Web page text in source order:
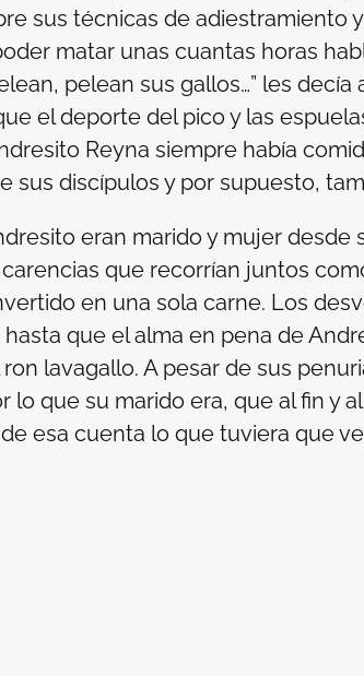
sus técnicas de adiestramiento
matar unas cuantas horas
pelean sus gallos…” les decía
el deporte del pico y las
Reyna siempre había
sus discípulos y por supuesto,
eran marido y mujer desde
que recorrían juntos
en una sola carne. Los
que el alma en pena de
lavagallo. A pesar de sus
lo que su marido era, que al fin y
esa cuenta lo que tuviera que